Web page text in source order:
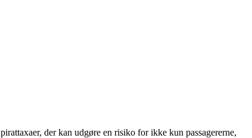
der kan udgøre en risiko for ikke kun passagererne,